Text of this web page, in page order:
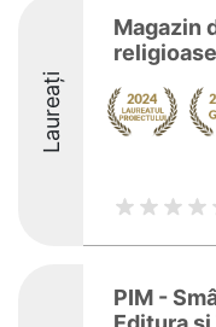
Laureați
Magazin
religioase
PIM -